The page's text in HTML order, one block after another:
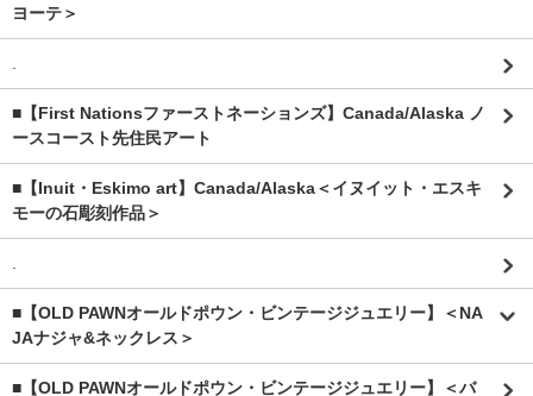
ヨーテ＞
.
■【First Nationsファーストネーションズ】Canada/Alaska ノ
ースコースト先住民アート
■【Inuit・Eskimo art】Canada/Alaska＜イヌイット・エスキ
モーの石彫刻作品＞
.
■【OLD PAWNオールドポウン・ビンテージジュエリー】＜NA
JAナジャ&ネックレス＞
■【OLD PAWNオールドポウン・ビンテージジュエリー】＜バ